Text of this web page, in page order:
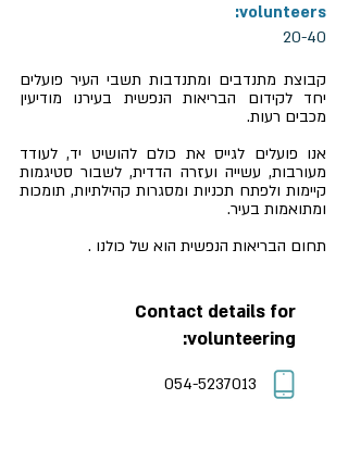
volunteers:
20-40
קבוצת מתנדבים ומתנדבות תשבי העיר פועלים
יחד לקידום הבריאות הנפשית בעירנו מודיעין
מכבים רעות.
אנו פועלים לגייס את כולם להושיט יד, לעודד
מעורבות, עשייה ועזרה הדדית, לשבור סטיגמות
קיימות ולפתח תכניות ומסגרות קהילתיות, תומכות
ומתואמות בעיר.
תחום הבריאות הנפשית הוא של כולנו .
Contact details for
volunteering:
054-5237013